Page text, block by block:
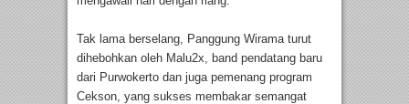
Tak lama berselang, Panggung Wirama turut
dihebohkan oleh Malu2x, band pendatang baru
dari Purwokerto dan juga pemenang program
Cekson, yang sukses membakar semangat